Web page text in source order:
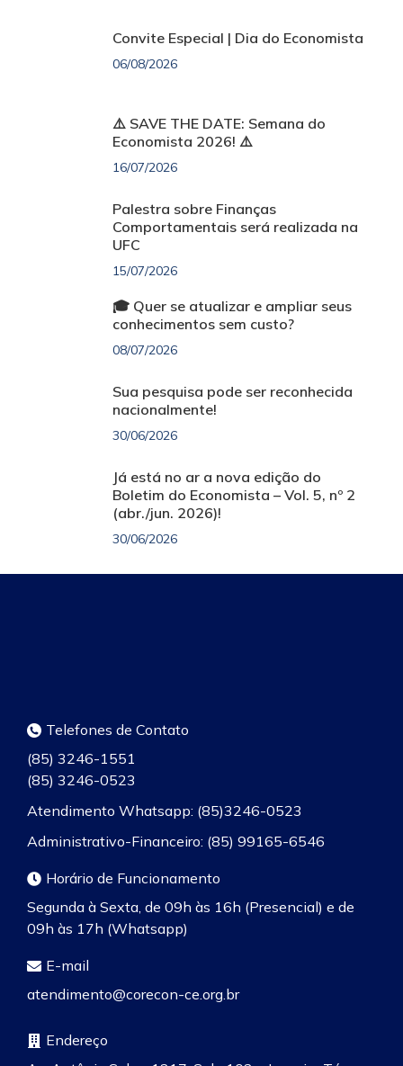
Convite Especial | Dia do Economista
06/08/2026
⚠️ SAVE THE DATE: Semana do
Economista 2026! ⚠️
16/07/2026
Palestra sobre Finanças
Comportamentais será realizada na
UFC
15/07/2026
🎓 Quer se atualizar e ampliar seus
conhecimentos sem custo?
08/07/2026
Sua pesquisa pode ser reconhecida
nacionalmente!
30/06/2026
Já está no ar a nova edição do
Boletim do Economista – Vol. 5, nº 2
(abr./jun. 2026)!
30/06/2026
Telefones de Contato
(85) 3246-1551
(85) 3246-0523
Atendimento Whatsapp: (85)3246-0523
Administrativo-Financeiro: (85) 99165-6546
Horário de Funcionamento
Segunda à Sexta, de 09h às 16h (Presencial) e de
09h às 17h (Whatsapp)
E-mail
atendimento@corecon-ce.org.br
Endereço